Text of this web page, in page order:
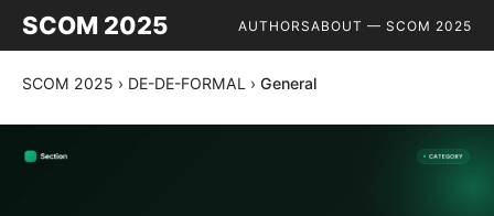
SCOM 2025 AUTHORSABOUT — SCOM 2025
SCOM 2025 › DE-DE-FORMAL › General